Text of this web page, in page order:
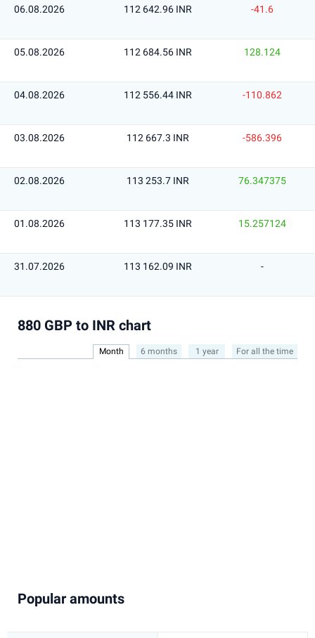
06.08.2026 112 642.96 INR -41.6
05.08.2026 112 684.56 INR 128.124
04.08.2026 112 556.44 INR -110.862
03.08.2026 112 667.3 INR -586.396
02.08.2026 113 253.7 INR 76.347375
01.08.2026 113 177.35 INR 15.257124
31.07.2026 113 162.09 INR -
880 GBP to INR chart
Month 6 months 1 year For all the time
Popular amounts